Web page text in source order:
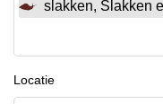
slakken, Slakken
Locatie